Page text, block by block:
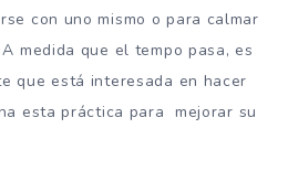
con uno mismo o para calmar
medida que el tempo pasa, es
que está interesada en hacer
esta práctica para mejorar su